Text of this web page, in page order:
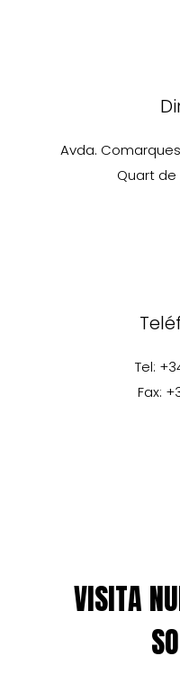
Avda.
Quart de
Tel:
Fax:
VISITA